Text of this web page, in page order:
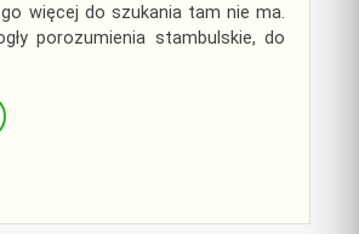
więcej do szukania tam nie ma.
porozumienia stambulskie, do